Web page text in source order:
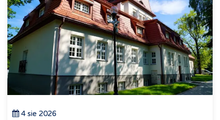
4 sie 2026